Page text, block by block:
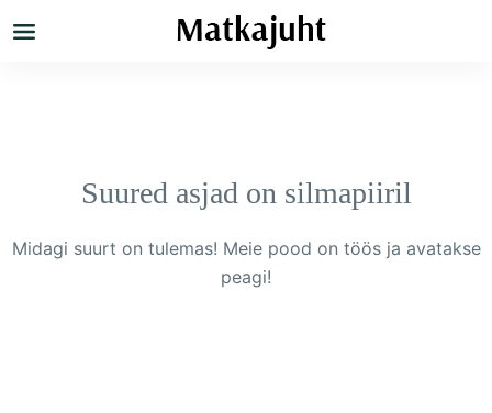
Suured asjad on silmapiiril
Midagi suurt on tulemas! Meie pood on töös ja avatakse
peagi!